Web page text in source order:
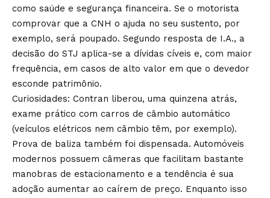
como saúde e segurança financeira. Se o motorista
comprovar que a CNH o ajuda no seu sustento, por
exemplo, será poupado. Segundo resposta de I.A., a
decisão do STJ aplica-se a dívidas cíveis e, com maior
frequência, em casos de alto valor em que o devedor
esconde patrimônio.
Curiosidades: Contran liberou, uma quinzena atrás,
exame prático com carros de câmbio automático
(veículos elétricos nem câmbio têm, por exemplo).
Prova de baliza também foi dispensada. Automóveis
modernos possuem câmeras que facilitam bastante
manobras de estacionamento e a tendência é sua
adoção aumentar ao caírem de preço. Enquanto isso